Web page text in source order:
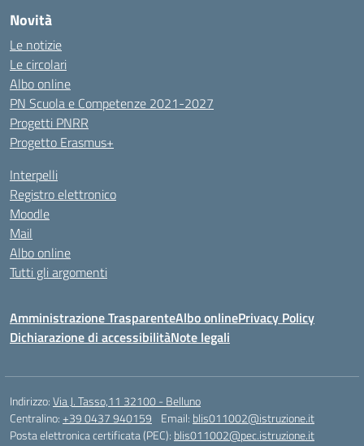
Novità
Le notizie
Le circolari
Albo online
PN Scuola e Competenze 2021-2027
Progetti PNRR
Progetto Erasmus+
Interpelli
Registro elettronico
Moodle
Mail
Albo online
Tutti gli argomenti
Amministrazione TrasparenteAlbo onlinePrivacy Policy
Dichiarazione di accessibilitàNote legali
Indirizzo:Via J. Tasso,11 32100 - Belluno
Centralino:+39 0437 940159 Email: blis011002@istruzione.it
Posta elettronica certificata (PEC): blis011002@pec.istruzione.it